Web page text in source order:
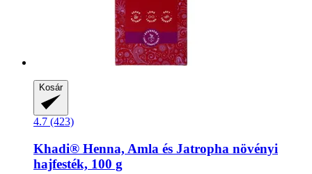
Kosár
4.7 (423)
Khadi® Henna, Amla és Jatropha növényi
hajfesték, 100 g